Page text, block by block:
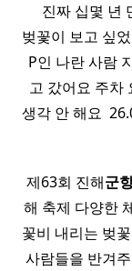
진짜 십몇 년
벚꽃이 보고 싶
P인 나란 사람
고 갔어요 주차
생각 안 해요
제63회 진해군
해 축제 다양한
꽃비 내리는 벚
사람들을 반겨